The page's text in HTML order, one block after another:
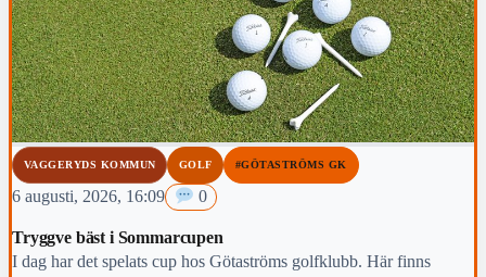
VAGGERYDS KOMMUN GOLF #GÖTASTRÖMS GK
6 augusti, 2026, 16:09 0
Tryggve bäst i Sommarcupen
I dag har det spelats cup hos Götaströms golfklubb. Här finns